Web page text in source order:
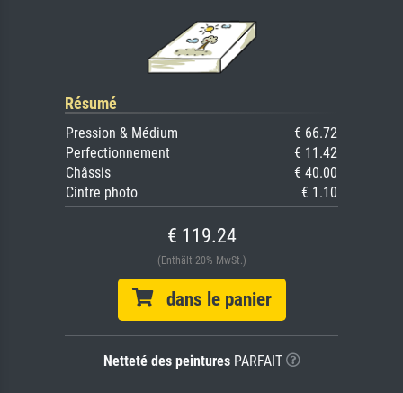
Résumé
Pression & Médium
€ 66.72
Perfectionnement
€ 11.42
Châssis
€ 40.00
Cintre photo
€ 1.10
€ 119.24
(Enthält 20% MwSt.)
dans le panier
Netteté des peinturesPARFAIT